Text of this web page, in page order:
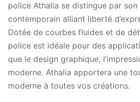
police Athalia se distingue par son
contemporain alliant liberté
Dotée de courbes fluides et de
police est idéale pour des
que le design graphique,
moderne. Athalia apportera une
moderne à toutes vos créations.